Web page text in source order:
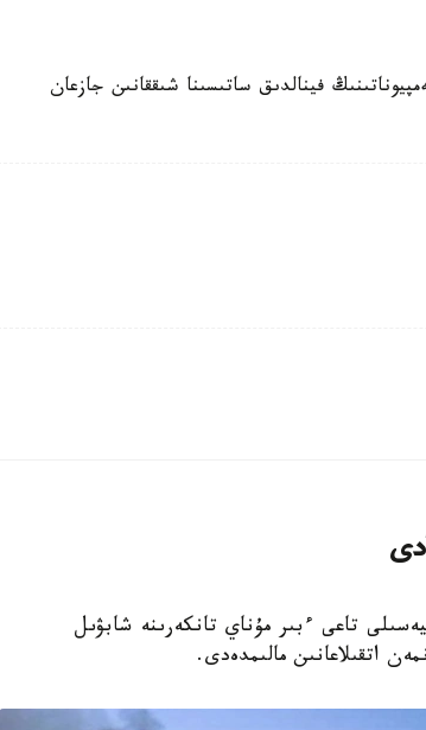
فينالدىق ساتىسىنا شىققانىن جازعان
تاعى ءبىر مۇناي تانكەرىنە شابۋىل
اتقىلاعانىن مالىمدەدى.